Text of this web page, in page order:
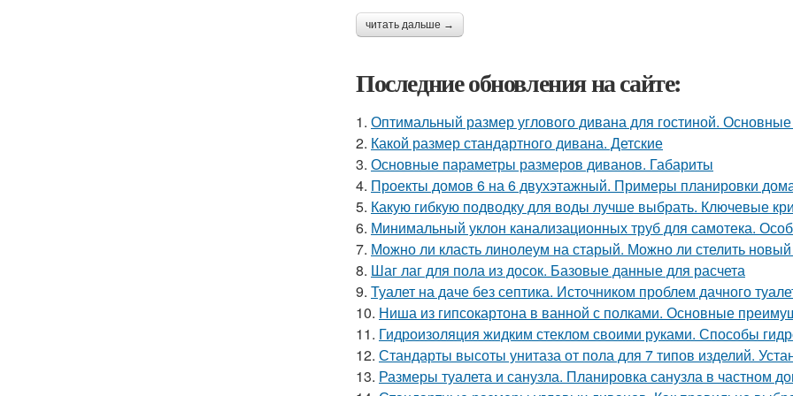
читать дальше →
Последние обновления на сайте:
1. Оптимальный размер углового дивана для гостиной.
2. Какой размер стандартного дивана. Детские
3. Основные параметры размеров диванов. Габариты
4. Проекты домов 6 на 6 двухэтажный. Примеры планировки
5. Какую гибкую подводку для воды лучше выбрать. Ключевые
6. Минимальный уклон канализационных труб для самотека.
7. Можно ли класть линолеум на старый. Можно ли стелить
8. Шаг лаг для пола из досок. Базовые данные для расчета
9. Туалет на даче без септика. Источником проблем дачного
10. Ниша из гипсокартона в ванной с полками. Основные
11. Гидроизоляция жидким стеклом своими руками. Способы
12. Стандарты высоты унитаза от пола для 7 типов изделий.
13. Размеры туалета и санузла. Планировка санузла в частном